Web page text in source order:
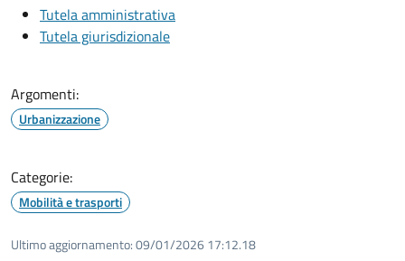
Tutela amministrativa
Tutela giurisdizionale
Argomenti:
Urbanizzazione
Categorie:
Mobilità e trasporti
Ultimo aggiornamento:09/01/2026 17:12.18